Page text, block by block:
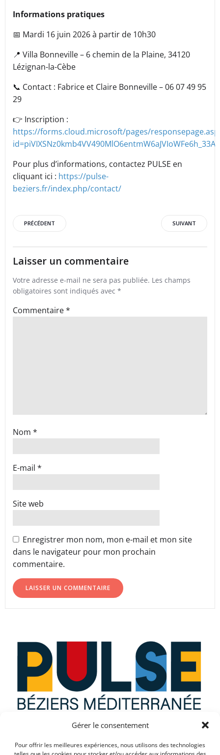
Gérer le consentement
Pour offrir les meilleures expériences, nous utilisons des technologies
Informations pratiques
📅 Mardi 16 juin 2026 à partir de 10h30
📍 Villa Bonneville – 6 chemin de la Plaine, 34120
Lézignan-la-Cèbe
📞 Contact : Fabrice et Claire Bonneville – 06 07 49 95
29
👉 Inscription :
https://forms.cloud.microsoft/pages/
Pour plus d’informations, contactez PULSE en
cliquant ici : https://pulse-
beziers.fr/index.php/contact/
Post
navigation
PRÉCÉDENT
navigation
SUIVANT
Laisser un commentaire
Votre adresse e-mail ne sera pas publiée. Les champs
obligatoires sont indiqués avec *
Commentaire*
Nom *
E-mail *
Site web
Enregistrer mon nom, mon e-mail et mon site
dans le navigateur pour mon prochain
commentaire.
Que recherchez vous ?